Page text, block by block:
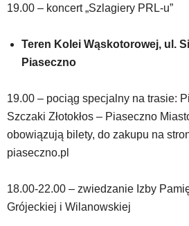
19.00 – koncert „Szlagiery PRL-u”
Teren Kolei Wąskotorowej, ul.
Piaseczno
19.00 – pociąg specjalny na trasie:
Szczaki Złotokłos – Piaseczno
obowiązują bilety, do zakupu na
piaseczno.pl
18.00-22.00 – zwiedzanie Izby
Grójeckiej i Wilanowskiej